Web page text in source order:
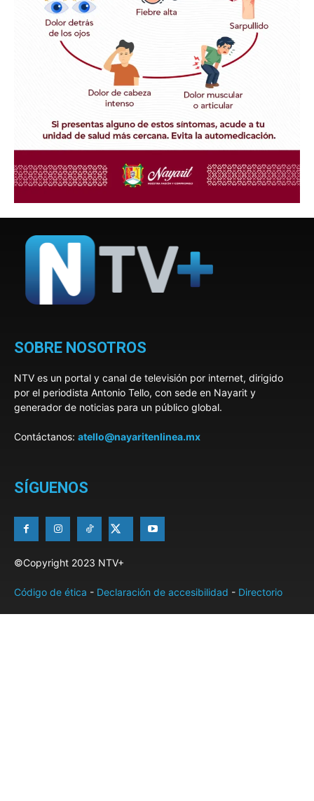
SOBRE NOSOTROS
NTV es un portal y canal de televisión por internet, dirigido
por el periodista Antonio Tello, con sede en Nayarit y
generador de noticias para un público global.
Contáctanos: atello@nayaritenlinea.mx
SÍGUENOS
©Copyright 2023 NTV+
Código de ética - Declaración de accesibilidad - Directorio